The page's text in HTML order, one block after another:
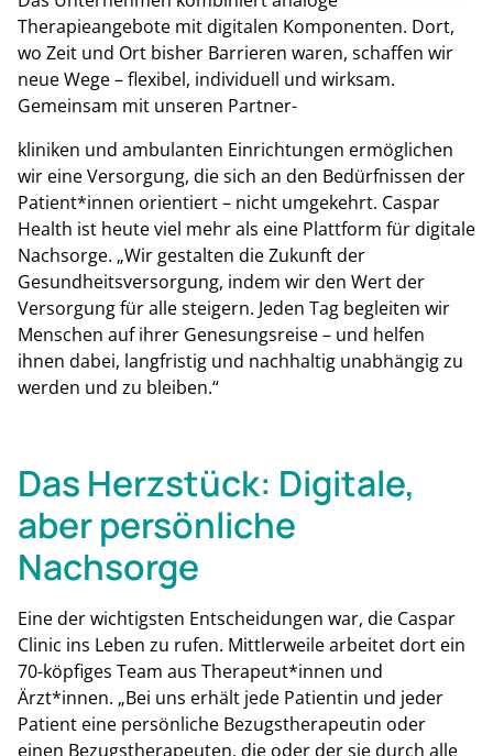
Therapieangebote mit digitalen Komponenten. Dort,
wo Zeit und Ort bisher Barrieren waren, schaffen wir
neue Wege – flexibel, individuell und wirksam.
Gemeinsam mit unseren Partner-
kliniken und ambulanten Einrichtungen ermöglichen
wir eine Versorgung, die sich an den Bedürfnissen der
Patient*innen orientiert – nicht umgekehrt. Caspar
Health ist heute viel mehr als eine Plattform für digitale
Nachsorge. „Wir gestalten die Zukunft der
Gesundheitsversorgung, indem wir den Wert der
Versorgung für alle steigern. Jeden Tag begleiten wir
Menschen auf ihrer Genesungsreise – und helfen
ihnen dabei, langfristig und nachhaltig unabhängig zu
werden und zu bleiben.“
Das Herzstück: Digitale,
aber persönliche
Nachsorge
Eine der wichtigsten Entscheidungen war, die Caspar
Clinic ins Leben zu rufen. Mittlerweile arbeitet dort ein
70-köpfiges Team aus Therapeut*innen und
Ärzt*innen. „Bei uns erhält jede Patientin und jeder
Patient eine persönliche Bezugstherapeutin oder
einen Bezugstherapeuten, die oder der sie durch alle